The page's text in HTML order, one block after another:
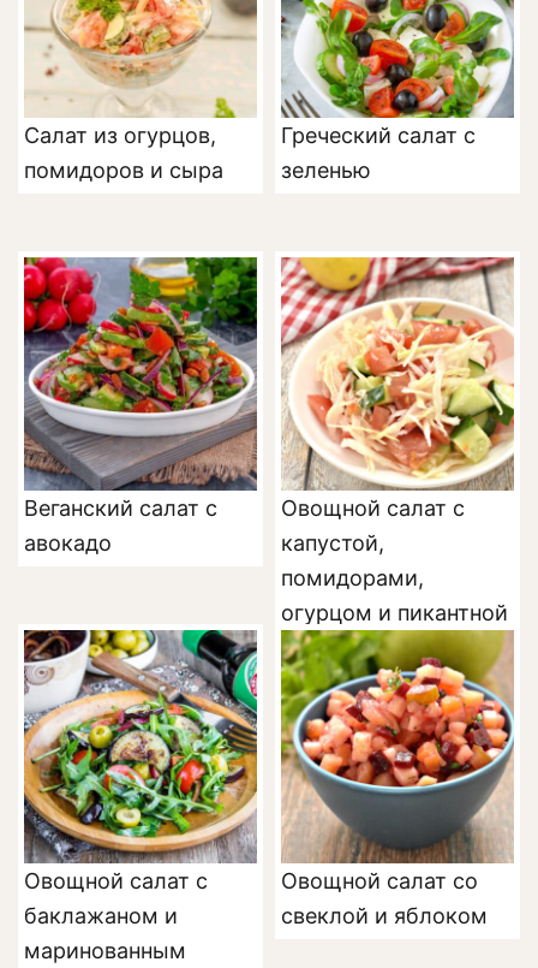
Салат из огурцов,
помидоров и сыра
Греческий салат с
зеленью
Веганский салат с
авокадо
Овощной салат с
капустой,
помидорами,
огурцом и пикантной
заправкой
Овощной салат с
баклажаном и
маринованным
Овощной салат со
свеклой и яблоком